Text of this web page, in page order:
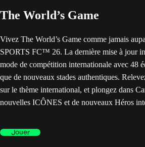
The World’s Game
Vivez The World’s Game comme jamais
SPORTS FC™ 26. La dernière mise à jour
mode de compétition internationale avec 48
que de nouveaux stades authentiques.
sur le thème international, et plongez dans
nouvelles ICÔNES et de nouveaux Héros
Jouer